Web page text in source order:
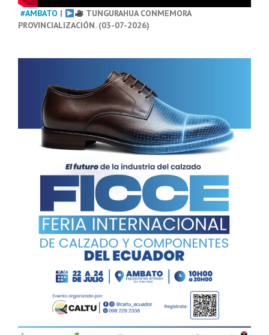
#AMBATO |
TUNGURAHUA CONMEMORA
PROVINCIALIZACIÓN. (03-07-2026)